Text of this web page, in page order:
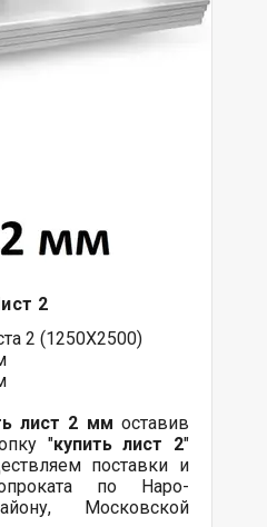
2
2 (1250Х2500)
лист 2 мм оставив
"купить лист 2"
поставки и
по Наро-
Московской